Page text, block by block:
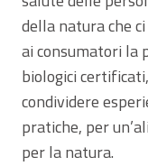
della natura che
ai consumatori la
biologici
condividere
pratiche, per
per la natura.